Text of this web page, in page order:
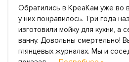
Обратились в КреаКам уже во
у них понравилось. Три года
изготовили мойку для кухни, а
ванну. Довольны смертельно!
глянцевых журналах. Мы и